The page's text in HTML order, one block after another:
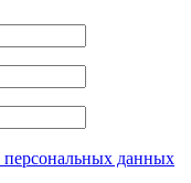
персональных данных